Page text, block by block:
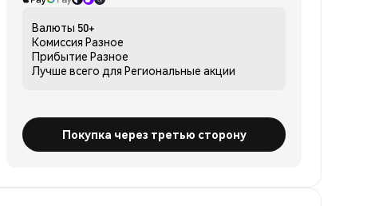
Валюты 50+
Комиссия Разное
Прибытие Разное
Лучше всего для Региональные акции
Покупка через третью сторону